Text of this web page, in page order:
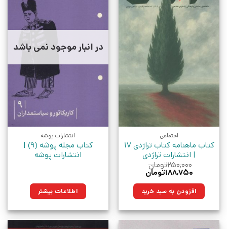
اجتماعی
کتاب ماهنامه کتاب تراژدی 17
| انتشارات تراژدی
۲۵۰,۰۰۰تومان
قیمت
۲۵۰,۰۰۰تومان
بود.
۱۸۸,۷۵۰تومان
۱۸۸,۷۵۰تومان.افزودن به سبد خرید
در انبار موجود نمی باشد
انتشارات پوشه
کتاب مجله پوشه (9) |
انتشارات پوشه
اطلاعات بیشتر